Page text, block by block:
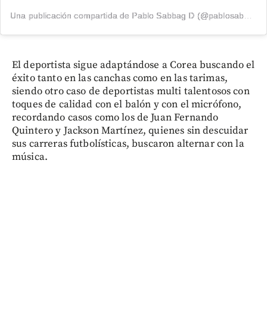
El deportista sigue adaptándose a Corea buscando el
éxito tanto en las canchas como en las tarimas,
siendo otro caso de deportistas multi talentosos con
toques de calidad con el balón y con el micrófono,
recordando casos como los de Juan Fernando
Quintero y Jackson Martínez, quienes sin descuidar
sus carreras futbolísticas, buscaron alternar con la
música.